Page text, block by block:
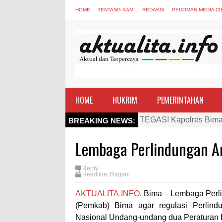
HOME TENTANG KAMI REDAKSI PEDOMAN MEDIA
HOME HUKRIM PEMERINTAHAN
BREAKING NEWS: TEGAS! Kapolres
Si Dokes Polres Bima
Nobar Piala Dunia
Antusiasnya Warga
Lembaga Perlindungan
Reply
Headline, Ragam
AKTUALITA.INFO, Bima – Lembaga
(Pemkab) Bima agar regulasi
Nasional Undang-undang dua Peraturan